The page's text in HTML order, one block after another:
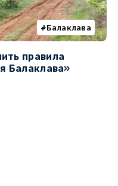
Балаклава
правила
Балаклава»